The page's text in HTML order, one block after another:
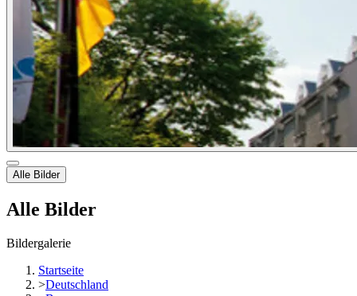
Alle Bilder
Alle Bilder
Bildergalerie
Startseite
>Deutschland